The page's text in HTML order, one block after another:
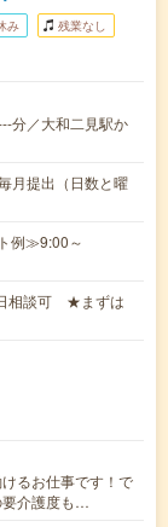
み 残業なし
分／大和二見駅か
月提出（日数と曜
例≫9:00～
日相談可 ★まずは
るお仕事です！で
要介護度も…